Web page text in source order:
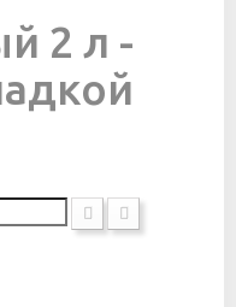
2 л -